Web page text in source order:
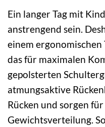
Ein langer Tag mit
anstrengend sein.
einem ergonomischen
das für maximalen
gepolsterten
atmungsaktive
Rücken und sorgen
Gewichtsverteilung.